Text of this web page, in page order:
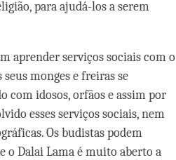
para ajudá-los a serem
aprender serviços sociais com o
monges e freiras se
com idosos, orfãos e assim por
esses serviços sociais, nem
Os budistas podem
o Dalai Lama é muito aberto a